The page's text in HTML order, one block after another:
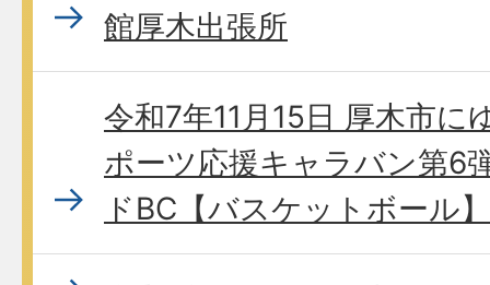
館厚木出張所
令和7年11月15日 厚木市に
ポーツ応援キャラバン第6
ドBC【バスケットボール】